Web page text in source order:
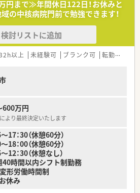
なめに設定されていることから
ことができる環境のため定着率が良く、平
模チェーンと比較しても高めです。
日数10日と休暇においてもライフワークバ
環境づくりを行っています。
現場重視の「自由な発想で自らサービスを
を受けより薬剤師業務を対人業務にシフ
さる環境作りを進めています。
ップアップはもちろん、多数のキャリアポジ
・自宅からの通勤範囲、ライフプランに応じ
、選択後の適宜変更も可能です。
スメ＞
度など、福利厚生制度の充実した企業をお探
れている大手企業です。
県内にも他店舗ございます。転勤範囲内
こともできますので、皆さんのキャリアプラ
手当の支給あり。（諸条件・地域により上
のバックアップもしっかり。
い環境（産育休取得率ほぼ100％）と人に優
の処方箋枚数が少ない）の為、定着率が良
と同規模チェーンと比較しても高め
日数10日（入社後3カ月経過後2日、半年経過
においてもライフワークバランスのとりやす
円まで≫年間休日122日！お休みと
の中核病院門前で勉強できます！
検討リストに追加
以上 未経験可 ブランク可 転勤なし
600万円
より最終決定いたします
：30（休憩60分）
00（休憩60分）
30（休憩なし）
時間以内シフト制勤務
形労働時間制
休み